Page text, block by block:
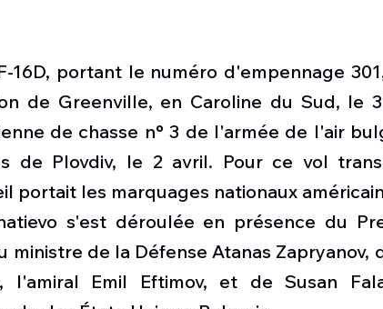
16D, portant le numéro d'empennage
de Greenville, en Caroline du Sud, le
de chasse n° 3 de l'armée de l'air
de Plovdiv, le 2 avril. Pour ce vol
portait les marquages ​​nationaux
s'est déroulée en présence du
ministre de la Défense Atanas Zapryanov,
l'amiral Emil Eftimov, et de Susan